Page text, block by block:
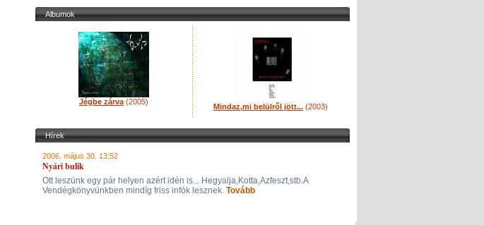
Albumok
Jégbe zárva (2005)
Mindaz,mi belülről jött... (2003)
Hírek
2006. május 30. 13:52
Nyári bulik
Ott leszünk egy pár helyen azért idén is... Hegyalja,Kotta,Azfeszt,stb.A
Vendégkönyvünkben mindíg friss infók lesznek. Tovább